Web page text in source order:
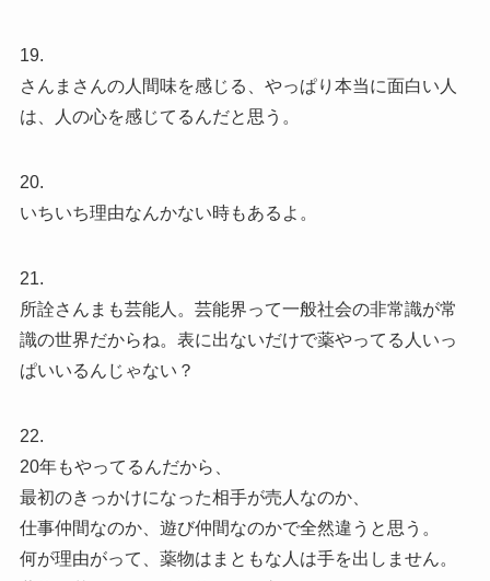
19.
さんまさんの人間味を感じる、やっぱり本当に面白い人
は、人の心を感じてるんだと思う。
20.
いちいち理由なんかない時もあるよ。
21.
所詮さんまも芸能人。芸能界って一般社会の非常識が常
識の世界だからね。表に出ないだけで薬やってる人いっ
ぱいいるんじゃない？
22.
20年もやってるんだから、
最初のきっかけになった相手が売人なのか、
仕事仲間なのか、遊び仲間なのかで全然違うと思う。
何が理由がって、薬物はまともな人は手を出しません。